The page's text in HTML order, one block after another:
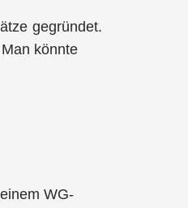
gegründet.
könnte
WG-